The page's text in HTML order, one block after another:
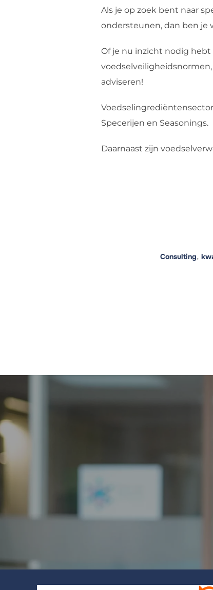
Als je op zoek bent naar
ondersteunen, dan ben je
Of je nu inzicht nodig
adviseren!
Specerijen en Seasonings.
Daarnaast zijn
Consulting,